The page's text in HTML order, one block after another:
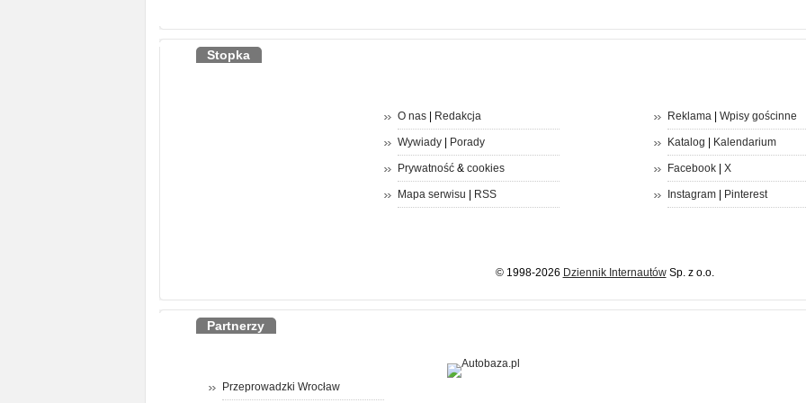
Stopka
O nas| Redakcja
Wywiady| Porady
Prywatność& cookies
Mapa serwisu RSS
Reklama| Wpisy gościnne
Katalog Kalendarium
Facebook| X
Instagram| Pinterest
© 1998-2026 Dziennik InternautówSp. z o.o.
Partnerzy
Przeprowadzki Wrocław